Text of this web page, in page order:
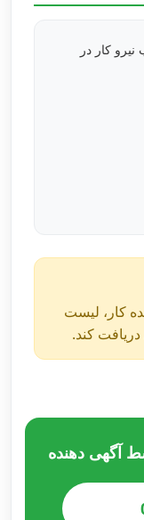
کار در
کار، لیست
دریافت کند.
آگهی دهنده